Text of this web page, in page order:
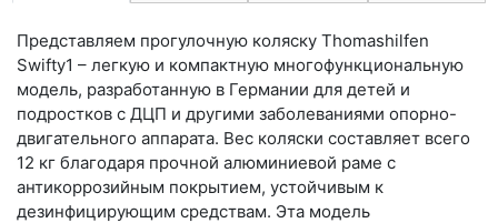
Представляем прогулочную коляску Thomashilfen
Swifty1 – легкую и компактную многофункциональную
модель, разработанную в Германии для детей и
подростков с ДЦП и другими заболеваниями опорно-
двигательного аппарата. Вес коляски составляет всего
12 кг благодаря прочной алюминиевой раме с
антикоррозийным покрытием, устойчивым к
дезинфицирующим средствам. Эта модель